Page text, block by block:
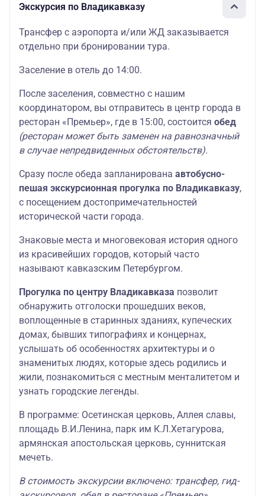
Экскурсия по Владикавказу
Трансфер с аэропорта и/или ЖД заказывается
отдельно при бронировании тура.
Заселение в отель до 14:00.
После заселения, совместно с нашим
координатором, вы отправитесь в центр города в
ресторан «Премьер», где в 15:00, состоится обед
(ресторан может быть заменен на равнозначный
в случае непредвиденных обстоятельств).
Сразу после обеда запланирована автобусно-
пешая экскурсионная прогулка по Владикавказу,
с посещением достопримечательностей
исторической части города.
Знаковые места и многовековая история одного
из красивейших городов, который часто
называют кавказским Петербургом.
Прогулка по центру Владикавказа позволит
обнаружить отголоски прошедших веков,
воплощенные в старинных зданиях, купеческих
домах, бывших типографиях и концернах,
услышать об особенностях архитектуры и о
знаменитых людях, которые здесь родились и
жили, познакомиться с местным менталитетом и
узнать городские легенды.
В программе: Осетинская церковь, Аллея славы,
площадь В.И.Ленина, парк им К.Л.Хетагурова,
армянская апостольская церковь, суннитская
мечеть.
В стоимость экскурсии включено: трансфер, гид-